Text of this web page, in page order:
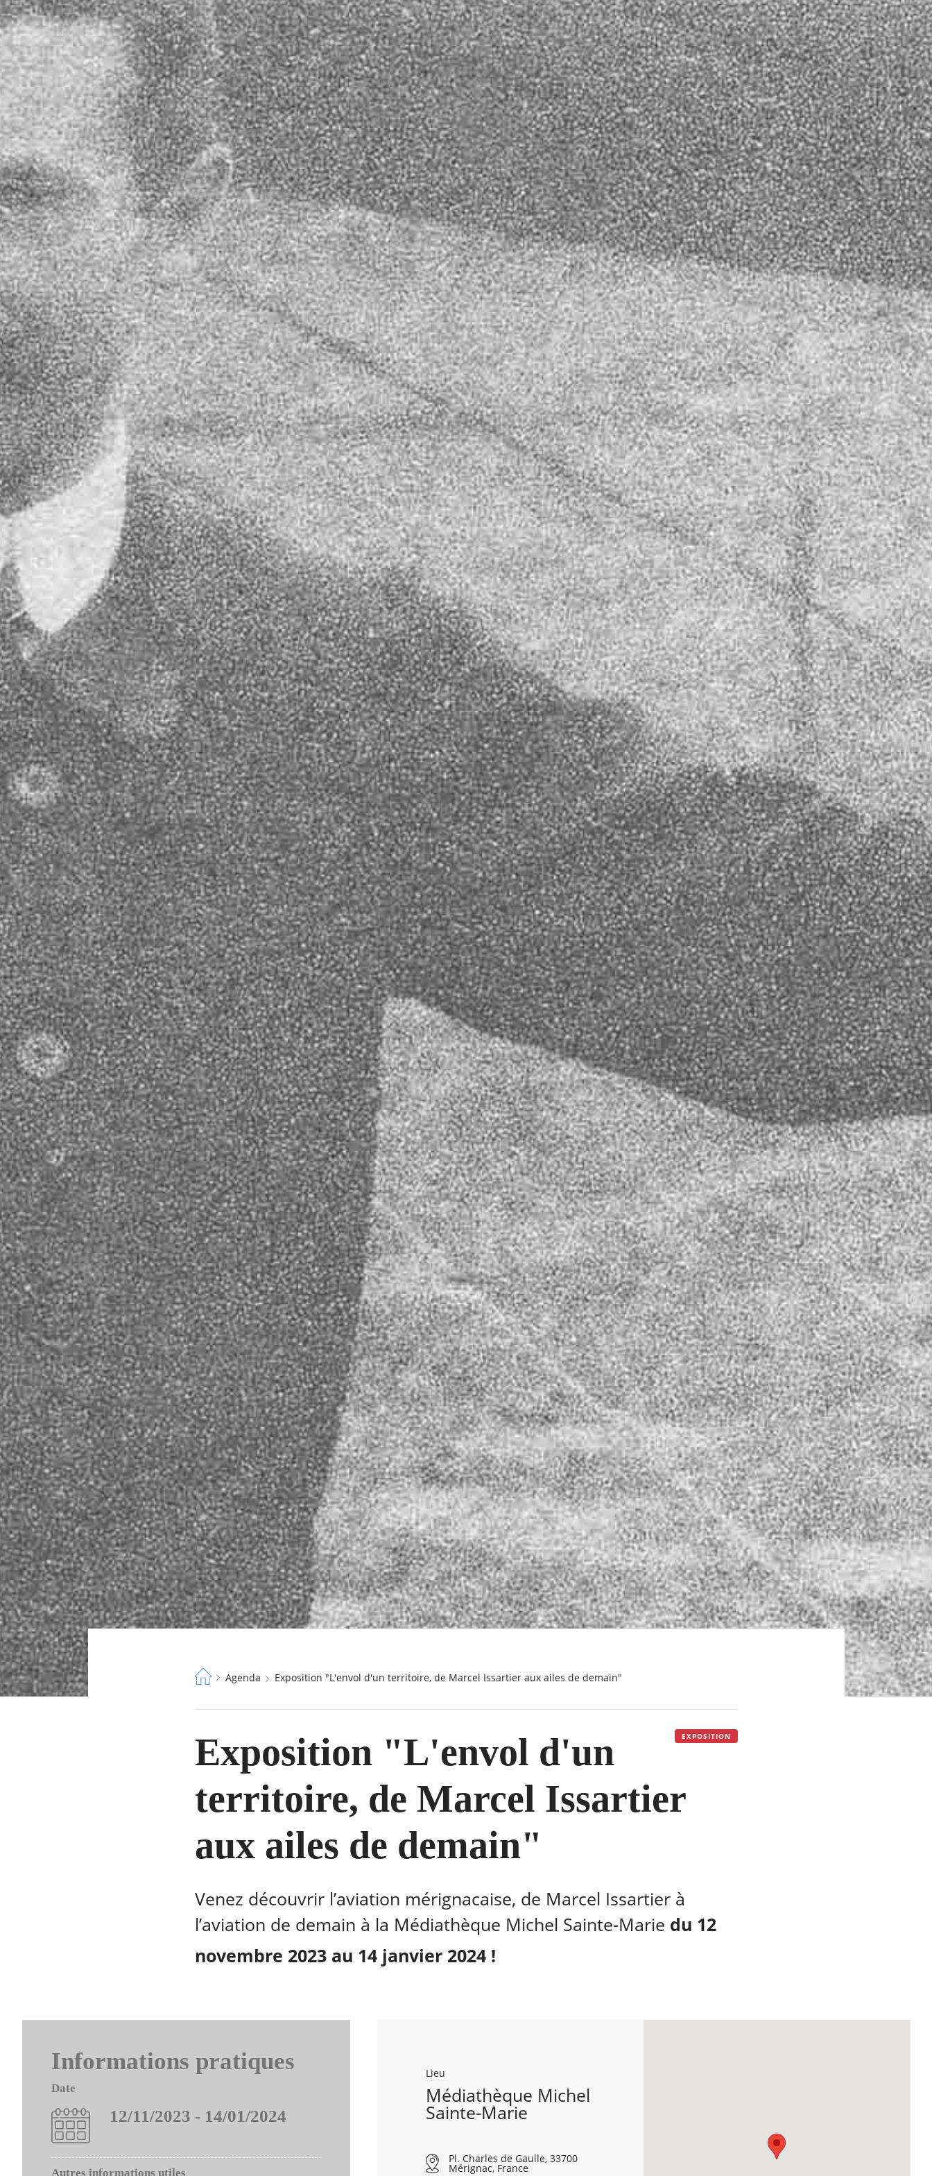
RECHERCHER ...
Fil
Agenda Exposition "L'envol d'un territoire, de Marcel Issartier aux ailes de demain"
EXPOSITION
Exposition "L'envol d'un
territoire, de Marcel Issartier
aux ailes de demain"
Venez découvrir l’aviation mérignacaise, de Marcel Issartier à
l’aviation de demain à la Médiathèque Michel Sainte-Marie du 12
novembre 2023 au 14 janvier 2024 !
Informations pratiques
Date
12/11/2023 - 14/01/2024
Autres informations utiles
Lieu
Médiathèque Michel
Sainte-Marie
Pl. Charles de Gaulle, 33700
Mérignac, France